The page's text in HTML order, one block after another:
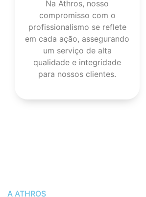
Na Athros, nosso
compromisso com o
profissionalismo se reflete
em cada ação, assegurando
um serviço de alta
qualidade e integridade
para nossos clientes.
A ATHROS